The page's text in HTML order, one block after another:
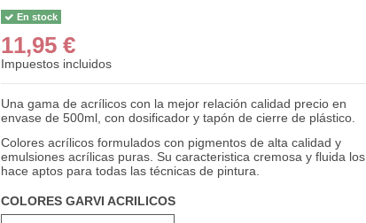
En stock
11,95 €
Impuestos incluidos
Una gama de acrílicos con la mejor relación calidad precio en
envase de 500ml, con dosificador y tapón de cierre de plástico.
Colores acrílicos formulados con pigmentos de alta calidad y
emulsiones acrílicas puras. Su caracteristica cremosa y fluida los
hace aptos para todas las técnicas de pintura.
COLORES GARVI ACRILICOS